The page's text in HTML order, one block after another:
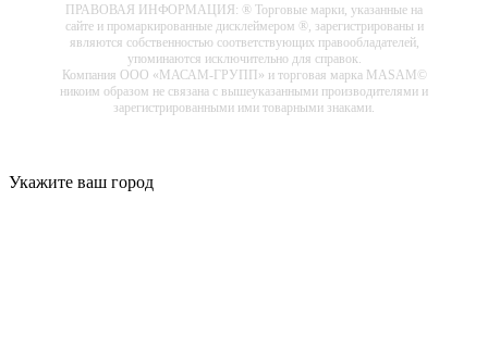
ПРАВОВАЯ ИНФОРМАЦИЯ: ® Торговые марки, указанные на
сайте и промаркированные дисклеймером ®, зарегистрированы и
являются собственностью соответствующих правообладателей,
упоминаются исключительно для справок.
Компания ООО «МАСАМ-ГРУПП» и торговая марка MASAM©
никоим образом не связана с вышеуказанными производителями и
зарегистрированными ими товарными знаками.
Укажите ваш город